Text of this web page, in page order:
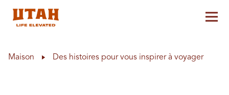
Maison Des histoires pour vous inspirer à voyager